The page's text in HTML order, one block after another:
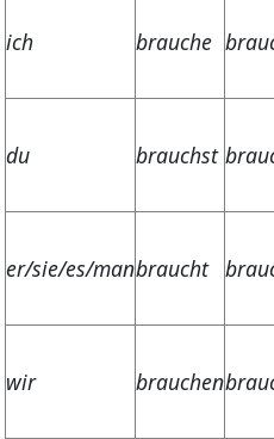
ich brauche
du brauchst
er/sie/es/manbraucht
wir brauchen